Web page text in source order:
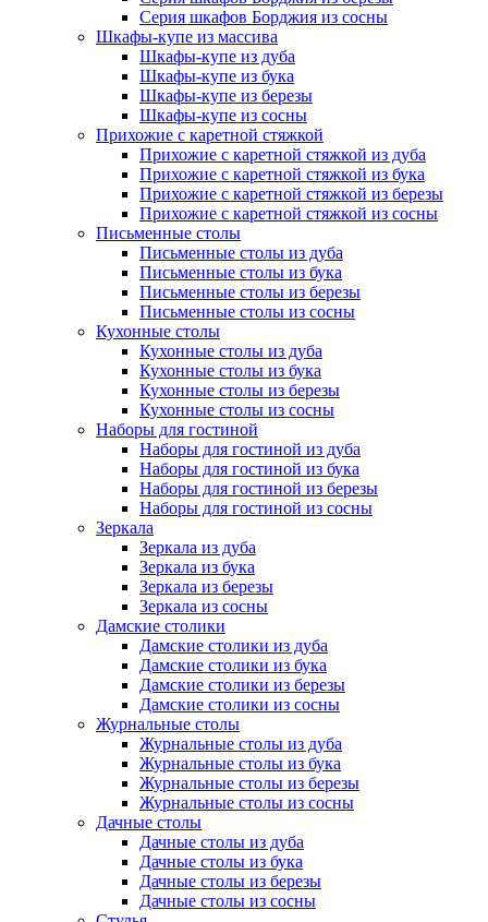
Серия шкафов Борджия из сосны
Шкафы-купе из массива
Шкафы-купе из дуба
Шкафы-купе из бука
Шкафы-купе из березы
Шкафы-купе из сосны
Прихожие с каретной стяжкой
Прихожие с каретной стяжкой из дуба
Прихожие с каретной стяжкой из бука
Прихожие с каретной стяжкой из березы
Прихожие с каретной стяжкой из сосны
Письменные столы
Письменные столы из дуба
Письменные столы из бука
Письменные столы из березы
Письменные столы из сосны
Кухонные столы
Кухонные столы из дуба
Кухонные столы из бука
Кухонные столы из березы
Кухонные столы из сосны
Наборы для гостиной
Наборы для гостиной из дуба
Наборы для гостиной из бука
Наборы для гостиной из березы
Наборы для гостиной из сосны
Зеркала
Зеркала из дуба
Зеркала из бука
Зеркала из березы
Зеркала из сосны
Дамские столики
Дамские столики из дуба
Дамские столики из бука
Дамские столики из березы
Дамские столики из сосны
Журнальные столы
Журнальные столы из дуба
Журнальные столы из бука
Журнальные столы из березы
Журнальные столы из сосны
Дачные столы
Дачные столы из дуба
Дачные столы из бука
Дачные столы из березы
Дачные столы из сосны